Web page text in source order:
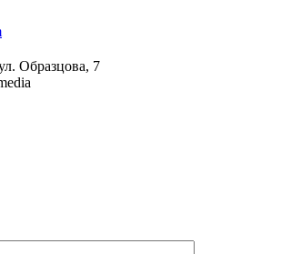
Образцова, 7